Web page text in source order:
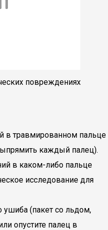
повреждениях
в травмированном пальце
каждый палец).
в каком-либо пальце
исследование для
ушиба (пакет со льдом,
опустите палец в